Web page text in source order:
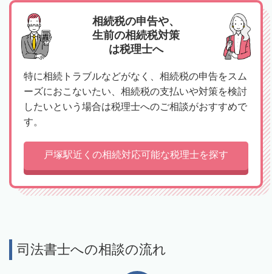
相続税の申告や、
生前の相続税対策
は税理士へ
特に相続トラブルなどがなく、相続税の申告をスム
ーズにおこないたい、相続税の支払いや対策を検討
したいという場合は税理士へのご相談がおすすめで
す。
戸塚駅近くの相続対応可能な税理士を探す
司法書士への相談の流れ